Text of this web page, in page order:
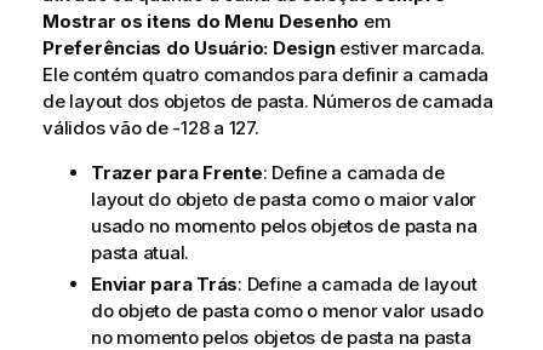
Mostrar os itens do Menu Desenho em
Preferências do Usuário: Designestiver marcada.
Ele contém quatro comandos para definir a camada
de layout dos objetos de pasta. Números de camada
válidos vão de -128 a 127.
Trazer para Frente: Define a camada de
layout do objeto de pasta como o maior valor
usado no momento pelos objetos de pasta na
pasta atual.
Enviar para Trás: Define a camada de layout
do objeto de pasta como o menor valor usado
no momento pelos objetos de pasta na pasta